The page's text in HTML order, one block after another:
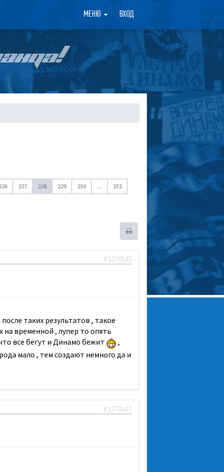
МЕНЮ ВХОД ×
227 228 229 230 … 232
#1270145
таких результатов , такое
на временной , лупер то опять
все бегут и Динамо бежит
,
мало , тем создают немного да и
#1270147